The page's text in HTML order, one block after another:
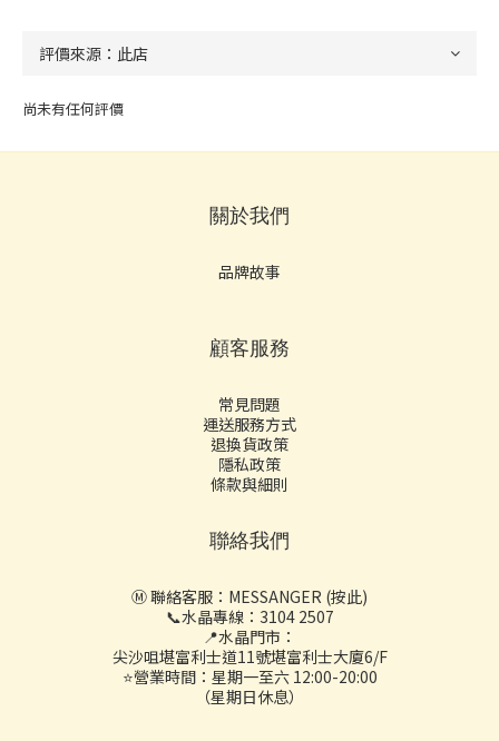
尚未有任何評價
關於我們
品牌故事
顧客服務
常見問題
運送服務方式
退換貨政策
隱私政策
條款與細則
聯絡我們
Ⓜ️ 聯絡客服： MESSANGER (按此)
📞水晶專線：3104 2507
📍水晶門市：
尖沙咀堪富利士道11號堪富利士大廈6/F
⭐營業時間：星期一至六 12:00-20:00
（星期日休息）